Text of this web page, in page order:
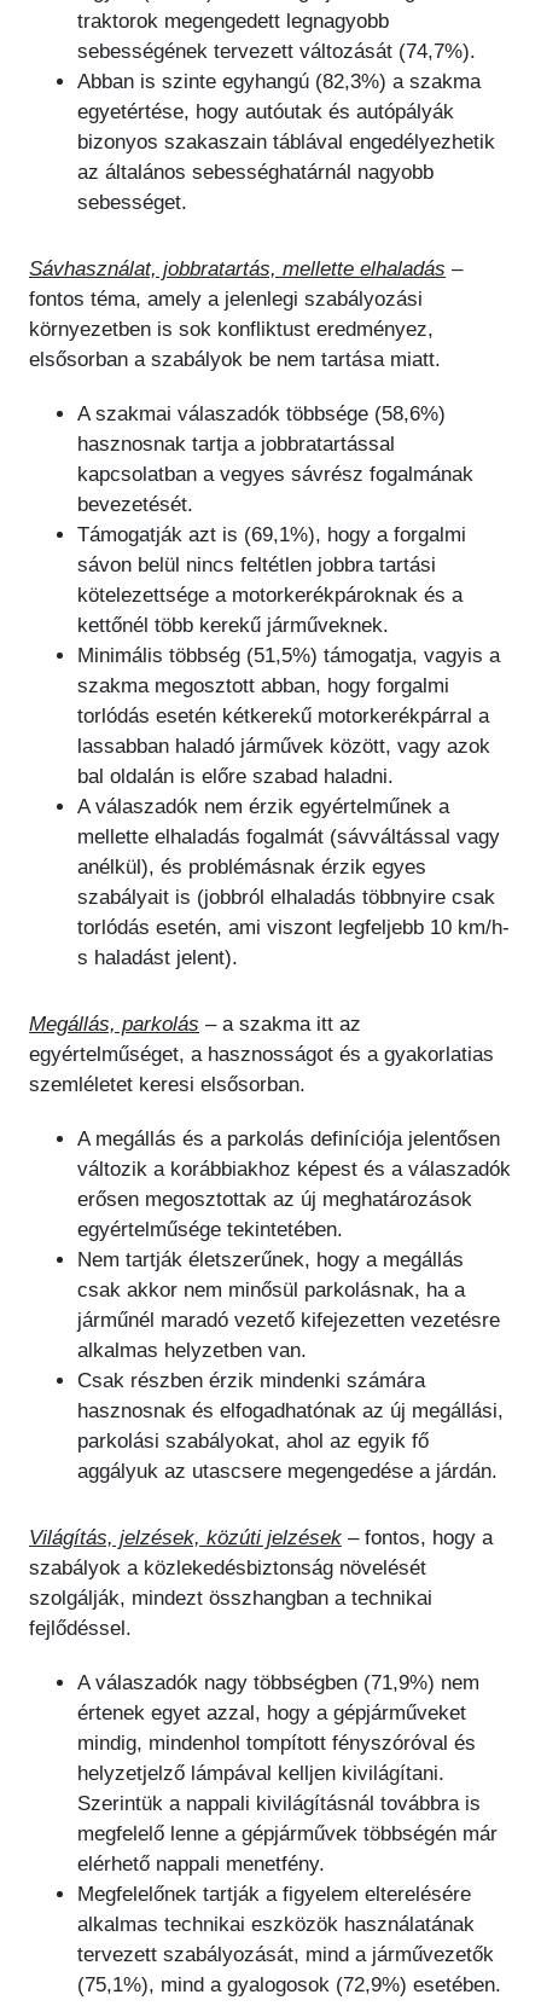
traktorok megengedett legnagyobb
sebességének tervezett változását (74,7%).
Abban is szinte egyhangú (82,3%) a szakma
egyetértése, hogy autóutak és autópályák
bizonyos szakaszain táblával engedélyezhetik
az általános sebességhatárnál nagyobb
sebességet.
Sávhasználat, jobbratartás, mellette elhaladás –
fontos téma, amely a jelenlegi szabályozási
környezetben is sok konfliktust eredményez,
elsősorban a szabályok be nem tartása miatt.
A szakmai válaszadók többsége (58,6%)
hasznosnak tartja a jobbratartással
kapcsolatban a vegyes sávrész fogalmának
bevezetését.
Támogatják azt is (69,1%), hogy a forgalmi
sávon belül nincs feltétlen jobbra tartási
kötelezettsége a motorkerékpároknak és a
kettőnél több kerekű járműveknek.
Minimális többség (51,5%) támogatja, vagyis a
szakma megosztott abban, hogy forgalmi
torlódás esetén kétkerekű motorkerékpárral a
lassabban haladó járművek között, vagy azok
bal oldalán is előre szabad haladni.
A válaszadók nem érzik egyértelműnek a
mellette elhaladás fogalmát (sávváltással vagy
anélkül), és problémásnak érzik egyes
szabályait is (jobbról elhaladás többnyire csak
torlódás esetén, ami viszont legfeljebb 10 km/h-
s haladást jelent).
Megállás, parkolás – a szakma itt az
egyértelműséget, a hasznosságot és a gyakorlatias
szemléletet keresi elsősorban.
A megállás és a parkolás definíciója jelentősen
változik a korábbiakhoz képest és a válaszadók
erősen megosztottak az új meghatározások
egyértelműsége tekintetében.
Nem tartják életszerűnek, hogy a megállás
csak akkor nem minősül parkolásnak, ha a
járműnél maradó vezető kifejezetten vezetésre
alkalmas helyzetben van.
Csak részben érzik mindenki számára
hasznosnak és elfogadhatónak az új megállási,
parkolási szabályokat, ahol az egyik fő
aggályuk az utascsere megengedése a járdán.
Világítás, jelzések, közúti jelzések – fontos, hogy a
szabályok a közlekedésbiztonság növelését
szolgálják, mindezt összhangban a technikai
fejlődéssel.
A válaszadók nagy többségben (71,9%) nem
értenek egyet azzal, hogy a gépjárműveket
mindig, mindenhol tompított fényszóróval és
helyzetjelző lámpával kelljen kivilágítani.
Szerintük a nappali kivilágításnál továbbra is
megfelelő lenne a gépjárművek többségén már
elérhető nappali menetfény.
Megfelelőnek tartják a figyelem elterelésére
alkalmas technikai eszközök használatának
tervezett szabályozását, mind a járművezetők
(75,1%), mind a gyalogosok (72,9%) esetében.